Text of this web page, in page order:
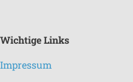
Wichtige Links
Impressum